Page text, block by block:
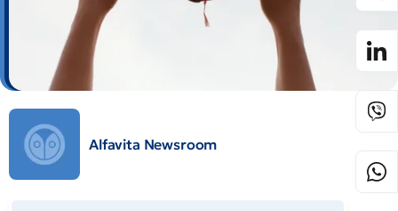
Alfavita Newsroom